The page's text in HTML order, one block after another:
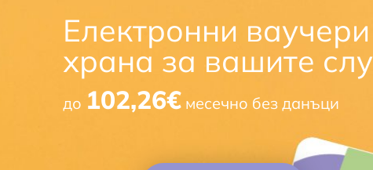
Електронни
храна за вашите
до 102,26€ месечно без данъци